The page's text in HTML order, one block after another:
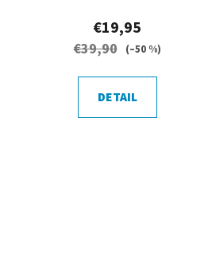
€19,95
€39,90 (–50 %)
DETAIL